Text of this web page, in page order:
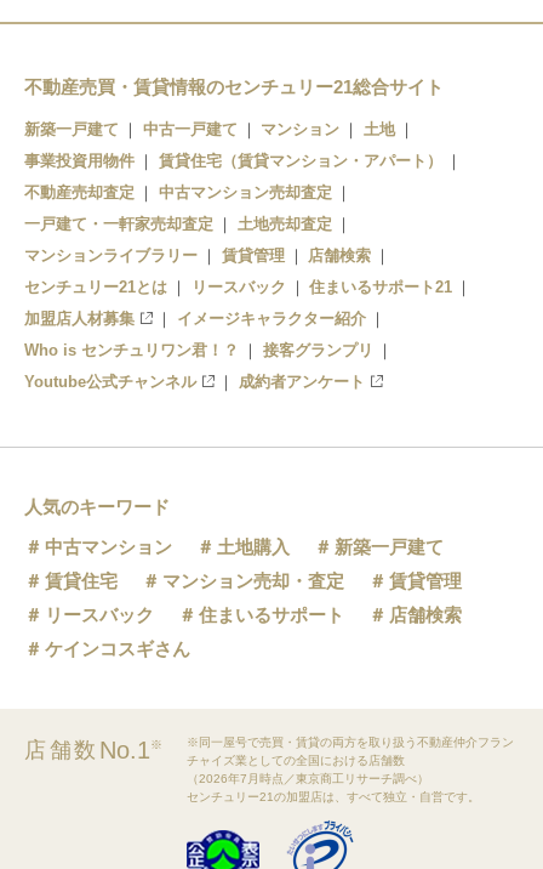
向山駅
不動産売買・賃貸情報のセンチュリー21総合サイト
新築一戸建て 中古一戸建て マンション
土地
事業投資用物件
賃貸住宅（賃貸マンション・アパート）
不動産売却査定
中古マンション売却査定
一戸建て・一軒家売却査定
土地売却査定
マンションライブラリー
賃貸管理
店舗検索
センチュリー21とは
リースバック
住まいるサポート21
加盟店人材募集
イメージキャラクター紹介
Who is センチュリワン君！？
接客グランプリ
Youtube公式チャンネル
成約者アンケート
人気のキーワード
中古マンション
土地購入
新築一戸建て
賃貸住宅
マンション売却・査定
賃貸管理
リースバック
住まいるサポート
店舗検索
ケインコスギさん
店舗数 No.1※
※同一屋号で売買・賃貸の両方を取り扱う不動産仲介フラン
チャイズ業としての全国における店舗数
（2026年7月時点／東京商工リサーチ調べ）
センチュリー21の加盟店は、すべて独立・自営です。